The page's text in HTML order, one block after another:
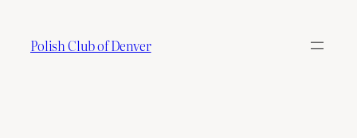
content
Polish Club of Denver